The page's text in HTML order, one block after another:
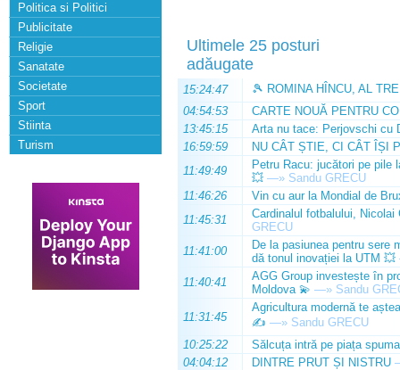
Politica si Politici
Publicitate
Religie
Sanatate
Societate
Sport
Stiinta
Turism
Ultimele 25 posturi
adăugate
15:24:47
🎾 ROMINA HÎNCU, AL
04:54:53
CARTE NOUĂ PENTRU
13:45:15
Arta nu tace: Perjovschi cu
16:59:59
NU CÂT ȘTIE, CI CÂT ÎȘI
11:49:49
Petru Racu: jucători pe pile
💥 —» Sandu GRECU
11:46:26
Vin cu aur la Mondial de
11:45:31
Cardinalul fotbalului,
GRECU
11:41:00
De la pasiunea pentru sere
dă tonul inovației la UTM 💥
11:40:41
AGG Group investește în
Moldova 💫 —» Sandu
11:31:45
Agricultura modernă te
✍️ —» Sandu GRECU
10:25:22
Sălcuța intră pe piața
04:04:12
DINTRE PRUT ȘI NISTRU